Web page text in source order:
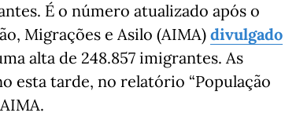
É o número atualizado após o
Migrações e Asilo (AIMA) divulgado
alta de 248.857 imigrantes. As
esta tarde, no relatório “População